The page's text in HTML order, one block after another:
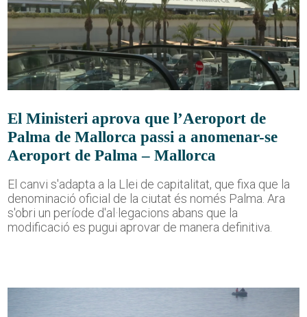
El Ministeri aprova que l’Aeroport de
Palma de Mallorca passi a anomenar-se
Aeroport de Palma – Mallorca
El canvi s'adapta a la Llei de capitalitat, que fixa que la
denominació oficial de la ciutat és només Palma. Ara
s'obri un període d'al·legacions abans que la
modificació es pugui aprovar de manera definitiva.